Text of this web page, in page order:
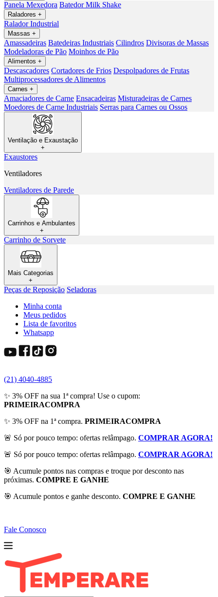
Panela Mexedora Batedor Milk Shake
Raladores +
Ralador Industrial
Massas +
Amassadeiras Batedeiras Industriais Cilindros Divisoras de Massas
Modeladoras de Pão Moinhos de Pão
Alimentos +
Descascadores Cortadores de Frios Despolpadores de Frutas
Multiprocessadores de Alimentos
Carnes +
Amaciadores de Carne Ensacadeiras Misturadeiras de Carnes
Moedores de Carne Industriais Serras para Carnes ou Ossos
Ventilação e Exaustação
+
Exaustores
Ventiladores
Ventiladores de Parede
Carrinhos e Ambulantes
+
Carrinho de Sorvete
Mais Categorias
+
Peças de Reposição Seladoras
Minha conta
Meus pedidos
Lista de favoritos
Whatsapp
(21) 4040-4885
✨ 3% OFF na sua 1ª compra! Use o cupom:
PRIMEIRACOMPRA
✨ 3% OFF na 1ª compra. PRIMEIRACOMPRA
🚨 Só por pouco tempo: ofertas relâmpago. COMPRAR AGORA!
🚨 Só por pouco tempo: ofertas relâmpago. COMPRAR AGORA!
🎯 Acumule pontos nas compras e troque por desconto nas
próximas. COMPRE E GANHE
🎯 Acumule pontos e ganhe desconto. COMPRE E GANHE
Fale Conosco